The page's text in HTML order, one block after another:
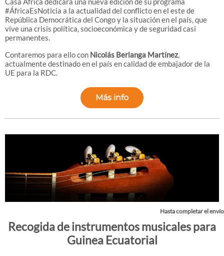
#ÁfricaEsNoticia a la actualidad del conflicto en el este de
República Democrática del Congo y la situación en el país, que
vive una crisis política, socioeconómica y de seguridad casi
permanentes.
Contaremos para ello con Nicolás Berlanga Martínez,
actualmente destinado en el país en calidad de embajador de la
UE para la RDC.
Más info
Hasta completar el envío
Recogida de instrumentos musicales para
Guinea Ecuatorial